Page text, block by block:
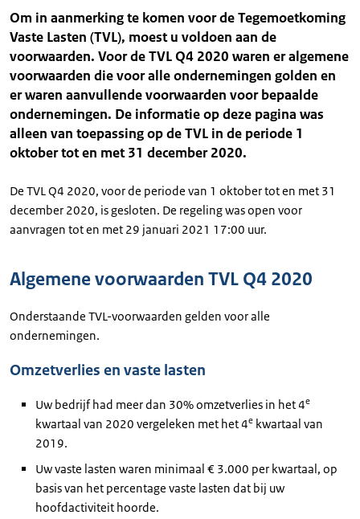
Om in aanmerking te komen voor de Tegemoetkoming
Vaste Lasten (TVL), moest u voldoen aan de
voorwaarden. Voor de TVL Q4 2020 waren er algemene
voorwaarden die voor alle ondernemingen golden en
er waren aanvullende voorwaarden voor bepaalde
ondernemingen. De informatie op deze pagina was
alleen van toepassing op de TVL in de periode 1
oktober tot en met 31 december 2020.
De TVL Q4 2020, voor de periode van 1 oktober tot en met 31
december 2020, is gesloten. De regeling was open voor
aanvragen tot en met 29 januari 2021 17:00 uur.
Algemene voorwaarden TVL Q4 2020
Onderstaande TVL-voorwaarden gelden voor alle
ondernemingen.
Omzetverlies en vaste lasten
Uw bedrijf had meer dan 30% omzetverlies in het 4e
kwartaal van 2020 vergeleken met het 4e kwartaal van
2019.
Uw vaste lasten waren minimaal € 3.000 per kwartaal, op
basis van het percentage vaste lasten dat bij uw
hoofdactiviteit hoorde.